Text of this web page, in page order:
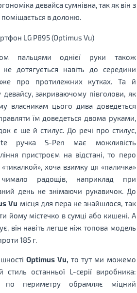
девайса сумнівна, так як він з
в долоню.
пальцями однієї руки також
дотягується навіть до середини
про протилежних кутках. Та й
закриваючому півголови, як
власникам цього дива доведеться
їм доведеться двома руками,
є ще й стилус. До речі про стилус,
ручка S-Pen має можливість
пристроєм на відстані, то перо
хоча взимку ця «паличка»
радощів, наприклад при
день не знімаючи рукавичок. До
Vu місця для пера не знайшлося, так
йому містечко в сумці або кишені. А
він навіть легше ніж топова модель
185 г.
Optimus Vu, то тут ми можемо
стиль останньої L-серії виробника:
по периметру обрамляє міцний